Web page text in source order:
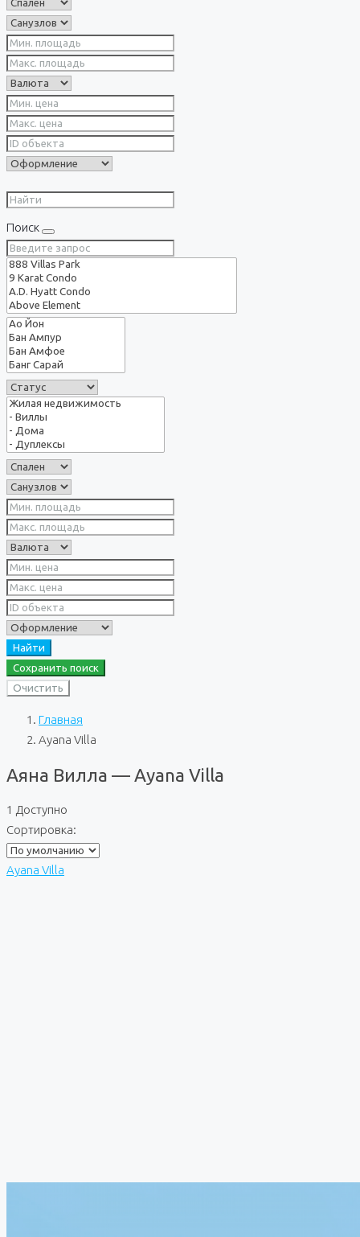
Поиск
Найти
Сохранить поиск
Очистить
Главная
Ayana Villa
Аяна Вилла — Ayana Villa
1 Доступно
Сортировка:
Ayana Villa